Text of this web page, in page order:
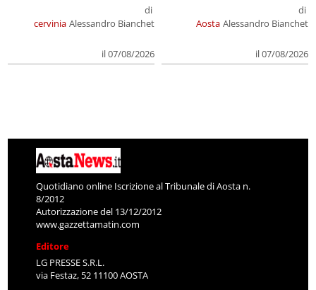
cervinia
di
Alessandro Bianchet
il 07/08/2026
Aosta
di
Alessandro Bianchet
il 07/08/2026
Quotidiano online Iscrizione al Tribunale di Aosta n.
8/2012
Autorizzazione del 13/12/2012
www.gazzettamatin.com
Editore
LG PRESSE S.R.L.
via Festaz, 52 11100 AOSTA